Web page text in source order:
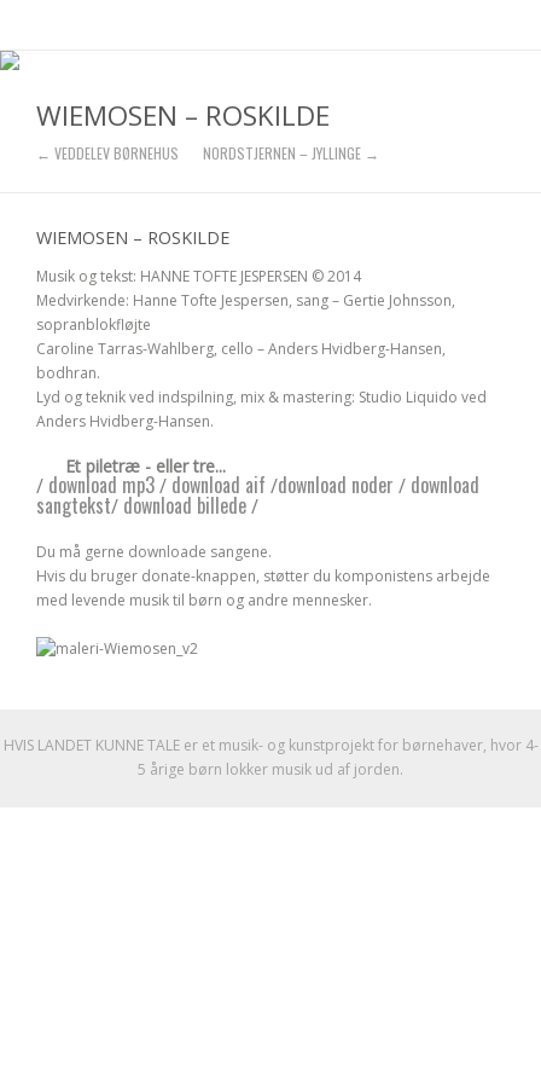
WIEMOSEN – ROSKILDE
← VEDDELEV BØRNEHUS NORDSTJERNEN – JYLLINGE →
WIEMOSEN – ROSKILDE
Musik og tekst: HANNE TOFTE JESPERSEN © 2014
Medvirkende: Hanne Tofte Jespersen, sang – Gertie Johnsson,
sopranblokfløjte
Caroline Tarras-Wahlberg, cello – Anders Hvidberg-Hansen,
bodhran.
Lyd og teknik ved indspilning, mix & mastering: Studio Liquido ved
Anders Hvidberg-Hansen.
Et piletræ - eller tre...
/ download mp3/ download aif /download noder / download
sangtekst/ download billede/
Du må gerne downloade sangene.
Hvis du bruger donate-knappen, støtter du komponistens arbejde
med levende musik til børn og andre mennesker.
HVIS LANDET KUNNE TALE er et musik- og kunstprojekt for børnehaver, hvor 4-
5 årige børn lokker musik ud af jorden.